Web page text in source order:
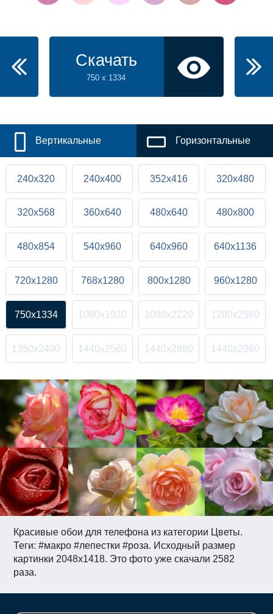
Красивые обои для телефона из категории Цветы.
Теги: #макро #лепестки #роза. Исходный размер
картинки 2048x1418. Это фото уже скачали 2582
раза.
Скачать
750 x 1334
Вертикальные Горизонтальные
240x320 240x400 352x416 320x480
320x568 360x640 480x640 480x800
480x854 540x960 640x960 640x1136
720x1280 768x1280 800x1280 960x1280
750x1334 1080x1920 1080x2220 1280x2560
1350x2400 1440x2560 1440x2880 1440x2960